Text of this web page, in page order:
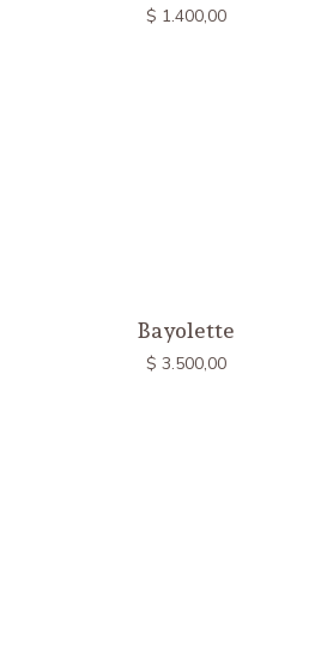
$ 1.400,00
Bayolette
$ 3.500,00